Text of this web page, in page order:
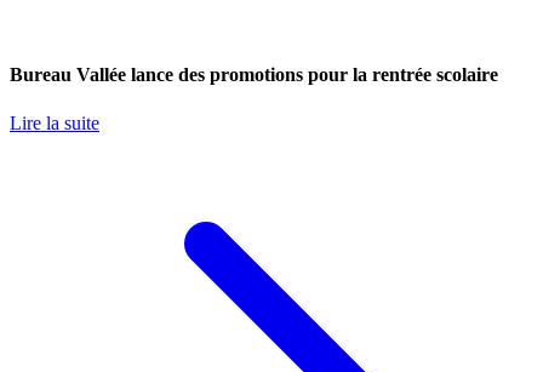
Bureau Vallée lance des promotions pour la rentrée scolaire
Lire la suite